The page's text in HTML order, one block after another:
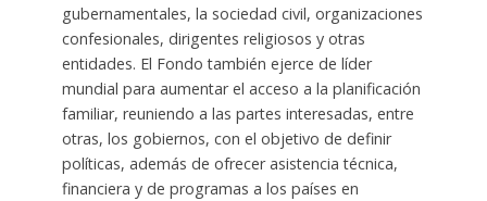
gubernamentales, la sociedad civil, organizaciones
confesionales, dirigentes religiosos y otras
entidades. El Fondo también ejerce de líder
mundial para aumentar el acceso a la planificación
familiar, reuniendo a las partes interesadas, entre
otras, los gobiernos, con el objetivo de definir
políticas, además de ofrecer asistencia técnica,
financiera y de programas a los países en